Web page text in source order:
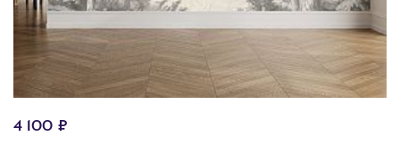
4 100 ₽